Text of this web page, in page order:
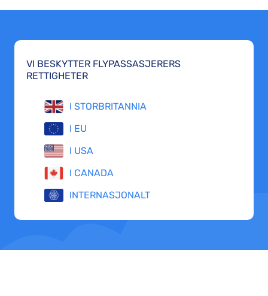
VI BESKYTTER FLYPASSASJERERS
RETTIGHETER
I STORBRITANNIA
I EU
I USA
I CANADA
INTERNASJONALT